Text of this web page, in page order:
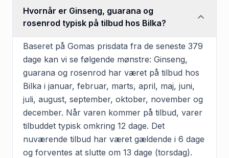
Hvornår er Ginseng, guarana og
rosenrod typisk på tilbud hos Bilka?
Baseret på Gomas prisdata fra de seneste 379
dage kan vi se følgende mønstre: Ginseng,
guarana og rosenrod har været på tilbud hos
Bilka i januar, februar, marts, april, maj, juni,
juli, august, september, oktober, november og
december. Når varen kommer på tilbud, varer
tilbuddet typisk omkring 12 dage. Det
nuværende tilbud har været gældende i 6 dage
og forventes at slutte om 13 dage (torsdag).